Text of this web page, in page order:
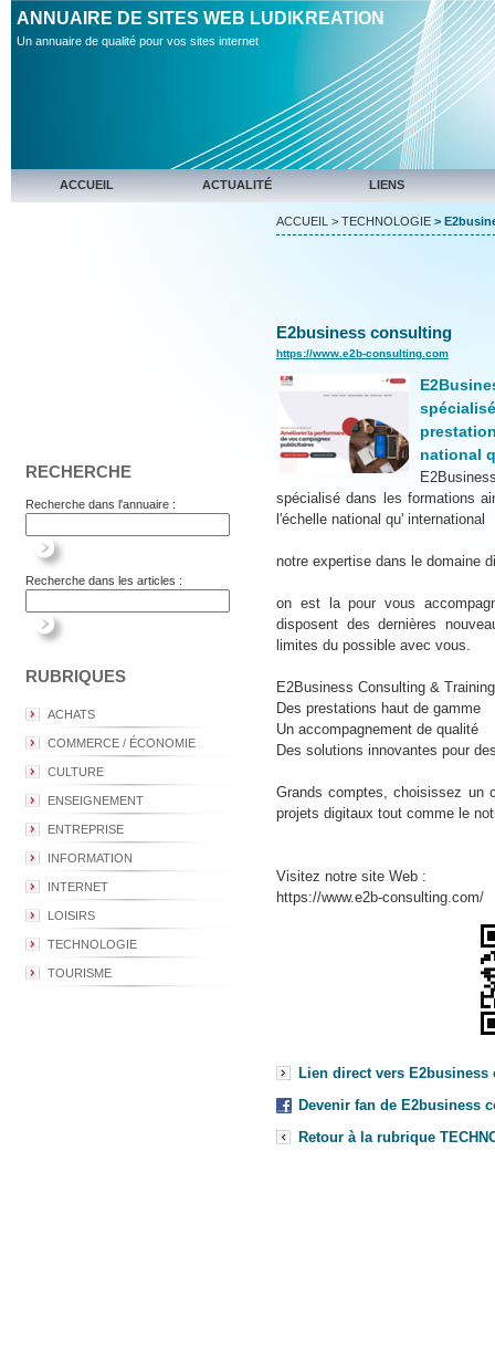
ANNUAIRE DE SITES WEB LUDIKREATION
Un annuaire de qualité pour vos sites internet
ACCUEIL ACTUALITÉ LIENS
RECHERCHE
Recherche dans l'annuaire :
Recherche dans les articles :
RUBRIQUES
ACHATS
COMMERCE / ÉCONOMIE
CULTURE
ENSEIGNEMENT
ENTREPRISE
INFORMATION
INTERNET
LOISIRS
TECHNOLOGIE
TOURISME
ACCUEIL > TECHNOLOGIE >
E2business consulting
https://www.e2b-consulting.com
national
spécialisé dans les formations
l'échelle national qu' international
notre expertise dans le domaine
on est la pour vous
disposent des dernières
limites du possible avec vous.
E2Business Consulting &
Des prestations haut de gamme
Un accompagnement de qualité
Des solutions innovantes pour
Grands comptes, choisissez un
projets digitaux tout comme le
Visitez notre site Web :
https://www.e2b-consulting.com/
Lien direct vers
Devenir fan de E2business
Retour à la rubrique